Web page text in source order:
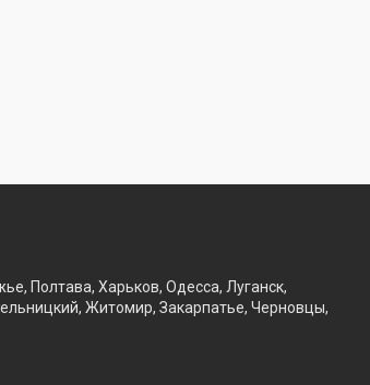
Полтава, Харьков, Одесса, Луганск,
Житомир, Закарпатье, Черновцы,